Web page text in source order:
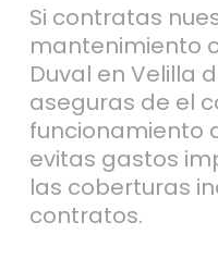
Si contratas
mantenimiento
Duval en Velilla
aseguras de el
funcionamiento
evitas gastos
las coberturas
contratos.